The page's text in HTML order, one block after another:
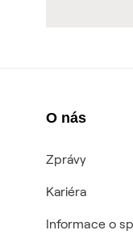
O nás
Zprávy
Kariéra
Informace o